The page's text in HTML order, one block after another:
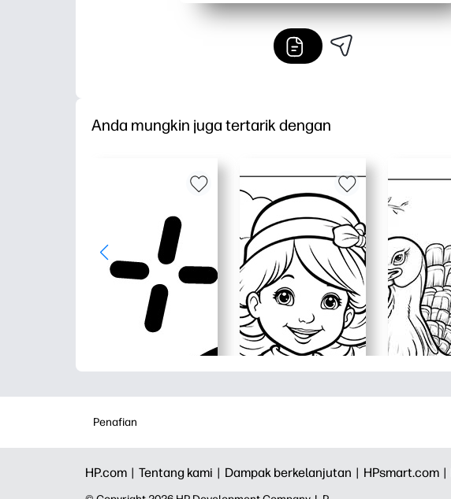
Anda mungkin juga tertarik dengan
Penafian
HP.com | Tentang kami | Dampak berkelanjutan | HPsmart.com |